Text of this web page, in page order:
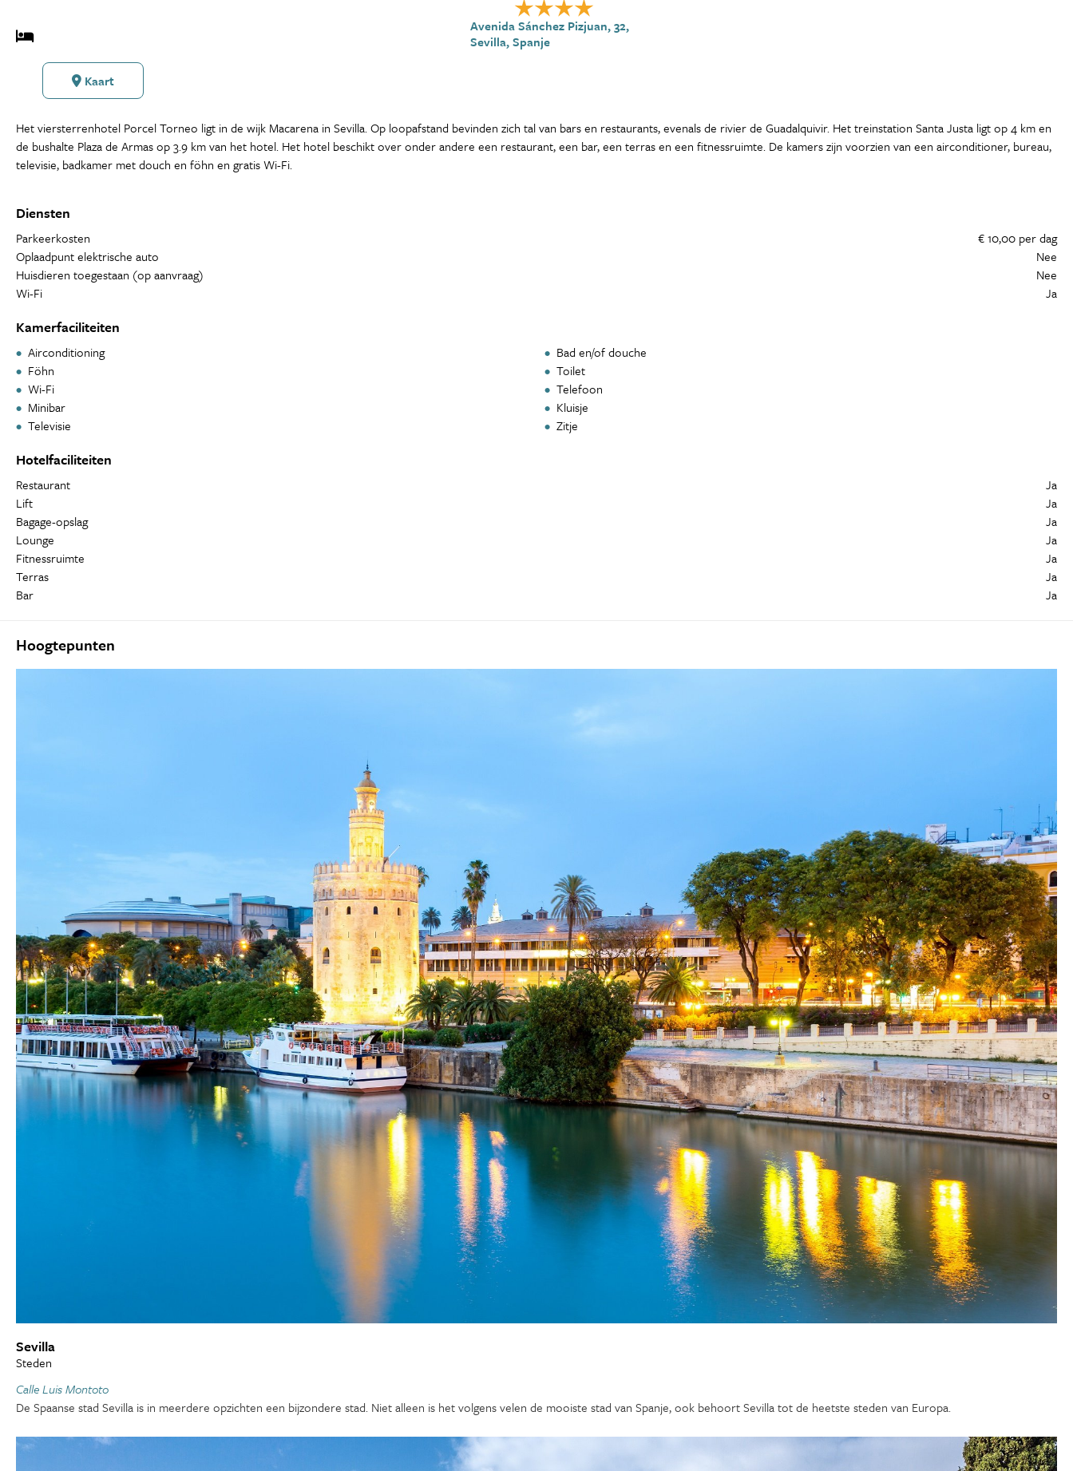
Avenida Sánchez Pizjuan, 32,
Sevilla, Spanje
Kaart
Het viersterrenhotel Porcel Torneo ligt in de wijk Macarena in Sevilla. Op loopafstand bevinden zich tal van bars en restaurants, evenals de rivier de Guadalquivir. Het treinstation Santa Justa ligt op 4 km en
de bushalte Plaza de Armas op 3.9 km van het hotel. Het hotel beschikt over onder andere een restaurant, een bar, een terras en een fitnessruimte. De kamers zijn voorzien van een airconditioner, bureau,
televisie, badkamer met douch en föhn en gratis Wi-Fi.
Diensten
Parkeerkosten
€ 10,00 per dag
Oplaadpunt elektrische auto
Nee
Huisdieren toegestaan (op aanvraag)
Nee
Wi-Fi
Ja
Kamerfaciliteiten
Airconditioning
Bad en/of douche
Föhn
Toilet
Wi-Fi
Telefoon
Minibar
Kluisje
Televisie
Zitje
Hotelfaciliteiten
Restaurant
Ja
Lift
Ja
Bagage-opslag
Ja
Lounge
Ja
Fitnessruimte
Ja
Terras
Ja
Bar
Ja
Hoogtepunten
Sevilla
Steden
Calle Luis Montoto
De Spaanse stad Sevilla is in meerdere opzichten een bijzondere stad. Niet alleen is het volgens velen de mooiste stad van Spanje, ook behoort Sevilla tot de heetste steden van Europa.